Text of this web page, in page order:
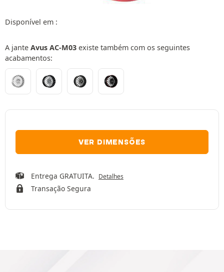
Disponível em :
A jante Avus AC-M03 existe também com os seguintes
acabamentos:
VER DIMENSÕES
Entrega GRATUITA. Detalhes
Transação Segura